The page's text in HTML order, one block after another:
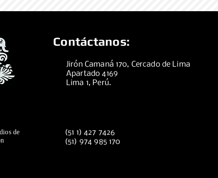
Contáctanos:
Jirón Camaná 170, Cercado de Lima
Apartado 4169
Lima 1, Perú.
de
(51 1) 427 7426
(51) 974 985 170